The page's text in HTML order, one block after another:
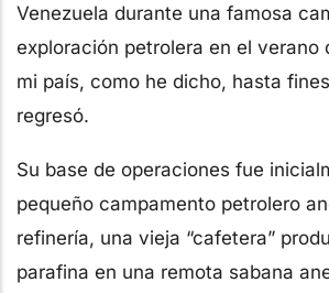
Venezuela durante una famosa
exploración petrolera en el verano
mi país, como he dicho, hasta
regresó.
Su base de operaciones fue
pequeño campamento petrolero
refinería, una vieja “cafetera”
parafina en una remota sabana